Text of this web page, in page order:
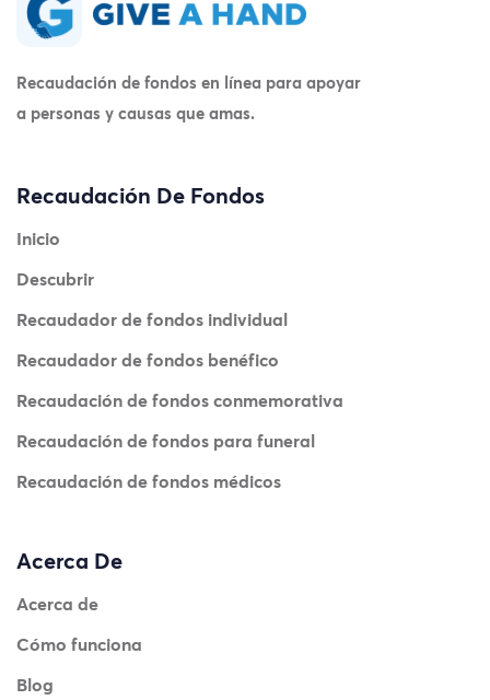
Recaudación de fondos en línea para apoyar
a personas y causas que amas.
Recaudación De Fondos
Inicio
Descubrir
Recaudador de fondos individual
Recaudador de fondos benéfico
Recaudación de fondos conmemorativa
Recaudación de fondos para funeral
Recaudación de fondos médicos
Acerca De
Acerca de
Cómo funciona
Blog